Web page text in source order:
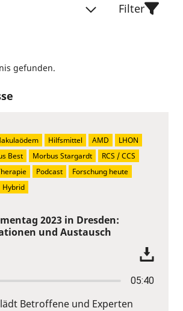
Filter
gefunden.
2023 in Dresden:
und Austausch
05:40
lädt Betroffene und Experten
Hilfsmittel AMD
LHON
Best Morbus Stargardt
RCS / CCS
Podcast
Forschung heute
Hybrid